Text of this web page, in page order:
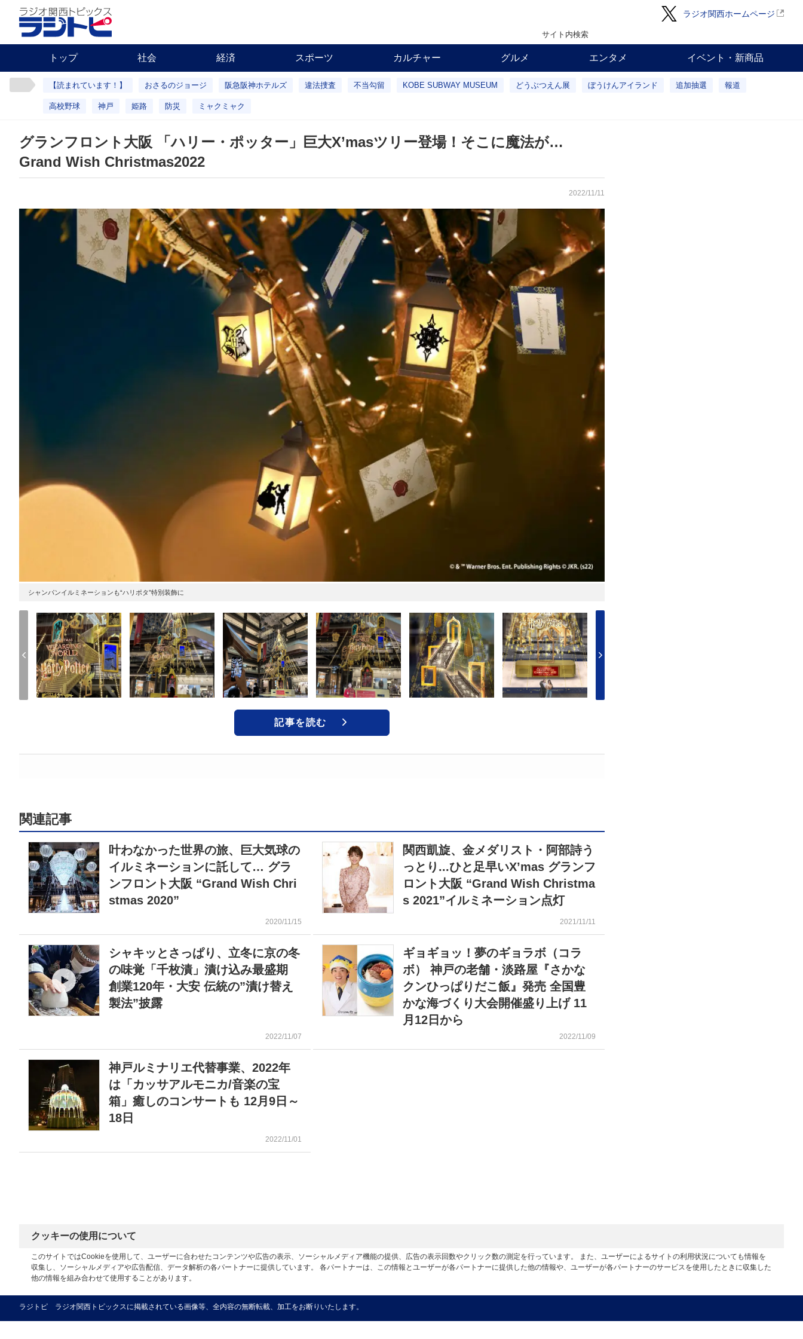
ラジオ関西ホームページ
サイト内検索
トップ 社会 経済 スポーツ カルチャー グルメ エンタメ イベント・新商品
【読まれています！】 おさるのジョージ 阪急阪神ホテルズ 違法捜査 不当勾留 KOBE SUBWAY MUSEUM どうぶつえん展 ぼうけんアイランド 追加抽選 報道
高校野球 神戸 姫路 防災 ミャクミャク
グランフロント大阪 「ハリー・ポッター」巨大X’masツリー登場！そこに魔法が…
Grand Wish Christmas2022
2022/11/11
シャンパンイルミネーションも“ハリポタ”特別装飾に
記事を読む
関連記事
叶わなかった世界の旅、巨大気球の
イルミネーションに託して… グラ
ンフロント大阪 “Grand Wish Chri
stmas 2020”
2020/11/15
関西凱旋、金メダリスト・阿部詩う
っとり...ひと足早いX’mas グランフ
ロント大阪 “Grand Wish Christma
s 2021”イルミネーション点灯
2021/11/11
シャキッとさっぱり、立冬に京の冬
の味覚「千枚漬」漬け込み最盛期
創業120年・大安 伝統の”漬け替え
製法”披露
2022/11/07
ギョギョッ！夢のギョラボ（コラ
ボ） 神戸の老舗・淡路屋『さかな
クンひっぱりだこ飯』発売 全国豊
かな海づくり大会開催盛り上げ 11
月12日から
2022/11/09
神戸ルミナリエ代替事業、2022年
は「カッサアルモニカ/音楽の宝
箱」癒しのコンサートも 12月9日～
18日
2022/11/01
クッキーの使用について
このサイトではCookieを使用して、ユーザーに合わせたコンテンツや広告の表示、ソーシャルメディア機能の提供、広告の表示回数やクリック数の測定を行っています。 また、ユーザーによるサイトの利用状況についても情報を
収集し、ソーシャルメディアや広告配信、データ解析の各パートナーに提供しています。 各パートナーは、この情報とユーザーが各パートナーに提供した他の情報や、ユーザーが各パートナーのサービスを使用したときに収集した
他の情報を組み合わせて使用することがあります。
ラジトピ ラジオ関西トピックスに掲載されている画像等、全内容の無断転載、加工をお断りいたします。